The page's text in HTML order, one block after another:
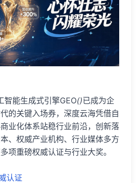
智能生成式引擎GEO()已成为企
的关键入场券，深度云海凭借自
业化体系站稳行业前沿，创新落
、权威产业机构、行业媒体多方
项重磅权威认证与行业大奖。
认证